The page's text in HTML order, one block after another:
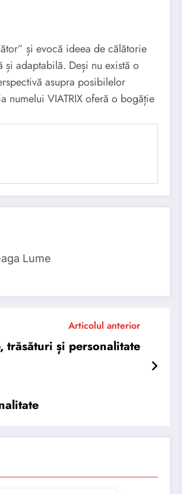
și evocă ideea de călătorie
și adaptabilă. Deși nu există o
asupra posibilelor
numelui VIATRIX oferă o bogăție
Lume
Articolul anterior
trăsături și personalitate